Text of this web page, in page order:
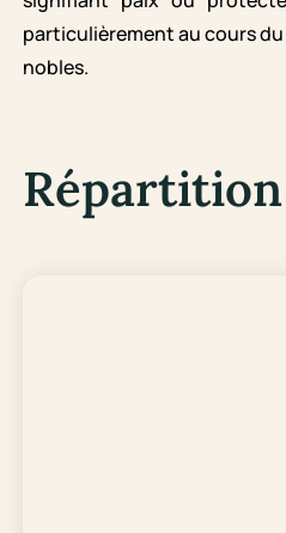
particulièrement au cours du
nobles.
Répartition